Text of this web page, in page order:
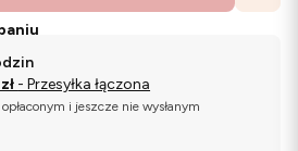
- Przesyłka łączona
i jeszcze nie wysłanym